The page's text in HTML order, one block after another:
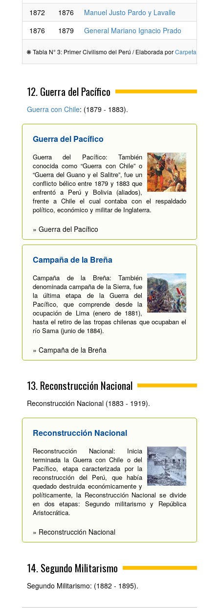
1872
1876
Manuel Justo Pardo y Lavalle
1876
1879 General Mariano Ignacio Prado
❋ Tabla N° 3: Primer Civilismo del Perú / Elaborada por
12. Guerra del Pacífico
Guerra con Chile: (1879 - 1883).
Guerra del Pacífico
Guerra del Pacífico: También
conocida como “Guerra con Chile” o
“Guerra del Guano y el Salitre”, fue un
conflicto bélico entre 1879 y 1883 que
enfrentó a Perú y Bolivia (aliados),
frente a Chile el cual contaba con el respaldado
político, económico y militar de Inglaterra.
» Guerra del Pacífico
Campaña de la Breña
Campaña de la Breña: También
denominada campaña de la Sierra, fue
la última etapa de la Guerra del
Pacífico, que comprende desde la
ocupación de Lima (enero de 1881),
hasta el retiro de las tropas chilenas que ocupaban el
río Sama (junio de 1884).
» Campaña de la Breña
13. Reconstrucción Nacional
Reconstrucción Nacional (1883 - 1919).
Reconstrucción Nacional
Reconstrucción Nacional: Inicia
terminada la Guerra con Chile o del
Pacífico, etapa caracterizada por la
reconstrucción del Perú, que había
quedado destruida económicamente y
políticamente, la Reconstrucción Nacional se divide
en dos etapas: Segundo militarismo y República
Aristocrática.
» Reconstrucción Nacional
14. Segundo Militarismo
Segundo Militarismo: (1882 - 1895).